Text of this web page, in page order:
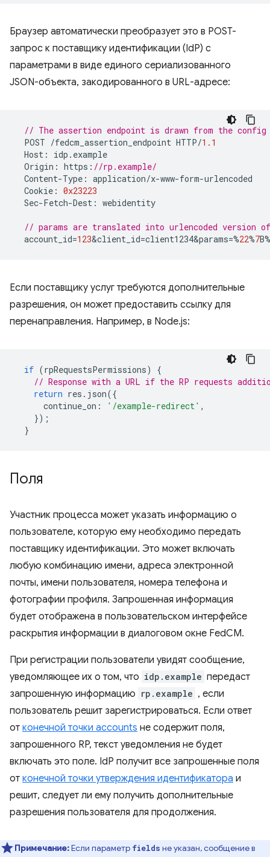
Браузер автоматически преобразует это в POST-
запрос к поставщику идентификации (IdP) с
параметрами в виде единого сериализованного
JSON-объекта, закодированного в URL-адресе:
// The assertion endpoint is drawn from the
POST /fedcm_assertion_endpoint HTTP/1.1
Host : idp . example
Origin : https : //rp.example/
Content-Type : application/x-www-form-urlencoded
Cookie : 0x23223
Sec-Fetch-Dest : webidentity
// params are translated into urlencoded version
account_id=123&client_id=client1234&params=%22%7B%
Если поставщику услуг требуются дополнительные
разрешения, он может предоставить ссылку для
перенаправления. Например, в Node.js:
if (rpRequestsPermissions)
{
// Response with a URL if the RP requests
return res . json({
continue_on : '/example-redirect' ,
});
}
Поля
Участник процесса может указать информацию о
пользователе, которую ему необходимо передать
поставщику идентификации. Это может включать
любую комбинацию имени, адреса электронной
почты, имени пользователя, номера телефона и
фотографии профиля. Запрошенная информация
будет отображена в пользовательском интерфейсе
раскрытия информации в диалоговом окне FedCM.
При регистрации пользователи увидят сообщение,
уведомляющее их о том, что idp.example передаст
запрошенную информацию rp.example , если
пользователь решит зарегистрироваться. Если ответ
от конечной точки accounts не содержит поля,
запрошенного RP, текст уведомления не будет
включать это поле. IdP получит все запрошенные поля
от конечной точки утверждения идентификатора и
решит, следует ли ему получить дополнительные
разрешения пользователя для продолжения.
Примечание:Если параметр fields не указан, сообщение в